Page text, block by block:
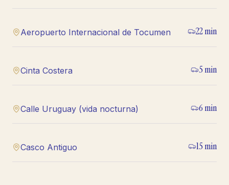
Aeropuerto Internacional de Tocumen 22 min
Cinta Costera 5 min
Calle Uruguay (vida nocturna) 6 min
Casco Antiguo 15 min